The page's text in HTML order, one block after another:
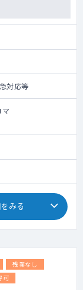
対応等
手術との調整に
マ 週２コマ程度
医制)
数 10件程度/日
科手術との調
年 186件
みる
残業なし
可